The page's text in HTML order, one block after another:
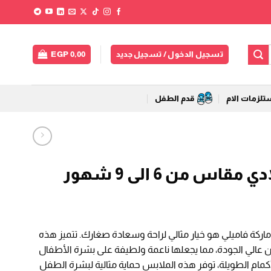
تسجيل الدخول / تسجيل جديد EGP 0,00
الام قدم الطفل
ملابس داخلية اولادي مقاس من 6 الى 9 شهور
فاميلي هو خيار مثالي لراحة وسعادة صغارك. تتميز هذه
الجودة، مما يجعلها ناعمة ولطيفة على بشرة الأطفال
الطويلة، توفر هذه الملابس حماية مثالية لبشرة الطفل